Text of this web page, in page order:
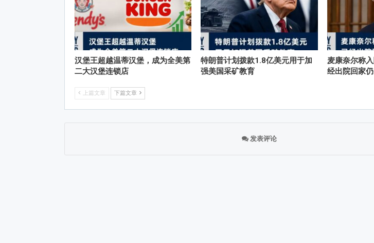
汉堡王超越温蒂汉堡，成为全美第
二大汉堡连锁店
特朗普计划拨款1.8亿美元用于加
强美国采矿教育
麦康奈尔称
经出院回家
上篇文章 下篇文章
发表评论